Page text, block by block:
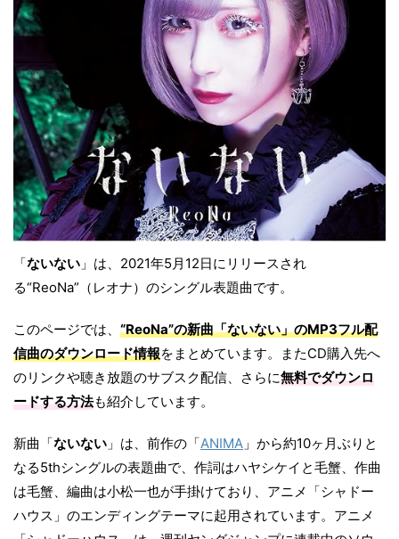
「ないない 」は、2021年5月12日にリリースされ
る“ReoNa”（レオナ）のシングル表題曲です。
このページでは、 “ReoNa”の新曲「ないない」のMP3フル配
信曲のダウンロード情報をまとめています。またCD購入先へ
のリンクや聴き放題のサブスク配信、さらに無料でダウンロ
ードする方法も紹介しています。
新曲「ないない 」は、前作の「ANIMA 」から約10ヶ月ぶりと
なる5thシングルの表題曲で、作詞はハヤシケイと毛蟹、作曲
は毛蟹、編曲は小松一也が手掛けており、アニメ「シャドー
ハウス」のエンディングテーマに起用されています。アニメ